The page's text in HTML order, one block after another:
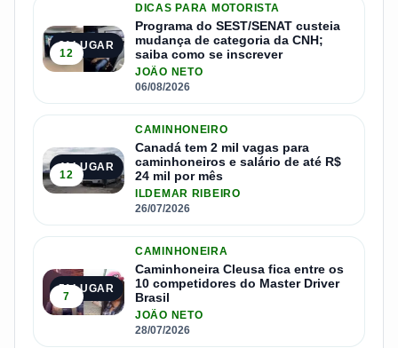
3º LUGAR
12
DICAS PARA MOTORISTA
Programa do SEST/SENAT custeia
mudança de categoria da CNH;
saiba como se inscrever
JOÃO NETO
06/08/2026
4º LUGAR
12
CAMINHONEIRO
Canadá tem 2 mil vagas para
caminhoneiros e salário de até R$
24 mil por mês
ILDEMAR RIBEIRO
26/07/2026
5º LUGAR
7
CAMINHONEIRA
Caminhoneira Cleusa fica entre os
10 competidores do Master Driver
Brasil
JOÃO NETO
28/07/2026